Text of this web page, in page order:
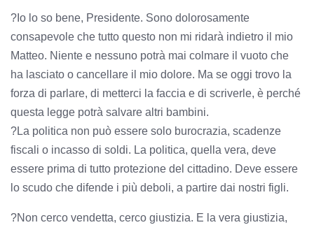
?Io lo so bene, Presidente. Sono dolorosamente
consapevole che tutto questo non mi ridarà indietro il mio
Matteo. Niente e nessuno potrà mai colmare il vuoto che
ha lasciato o cancellare il mio dolore. Ma se oggi trovo la
forza di parlare, di metterci la faccia e di scriverle, è perché
questa legge potrà salvare altri bambini.
?La politica non può essere solo burocrazia, scadenze
fiscali o incasso di soldi. La politica, quella vera, deve
essere prima di tutto protezione del cittadino. Deve essere
lo scudo che difende i più deboli, a partire dai nostri figli.
?Non cerco vendetta, cerco giustizia. E la vera giustizia,